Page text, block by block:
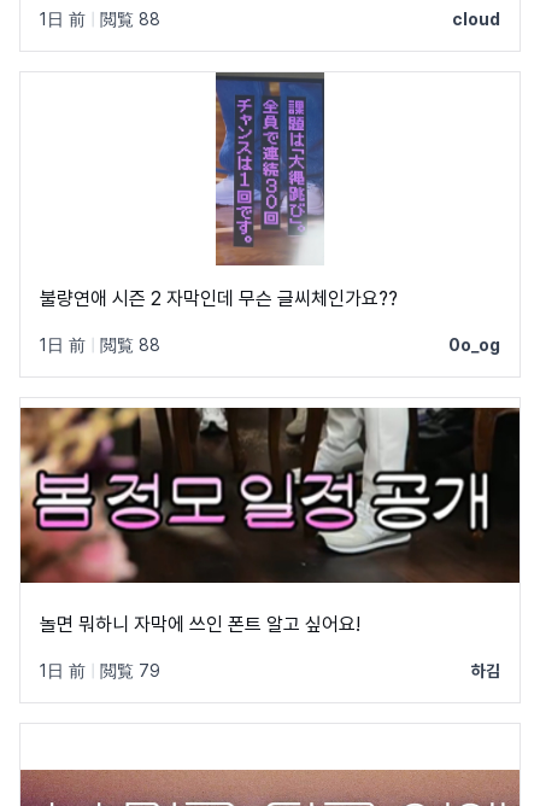
1日 前 閲覧 88 cloud
불량연애 시즌 2 자막인데 무슨 글씨체인가요??
1日 前 閲覧 88 0o_og
놀면 뭐하니 자막에 쓰인 폰트 알고 싶어요!
1日 前 閲覧 79 하김